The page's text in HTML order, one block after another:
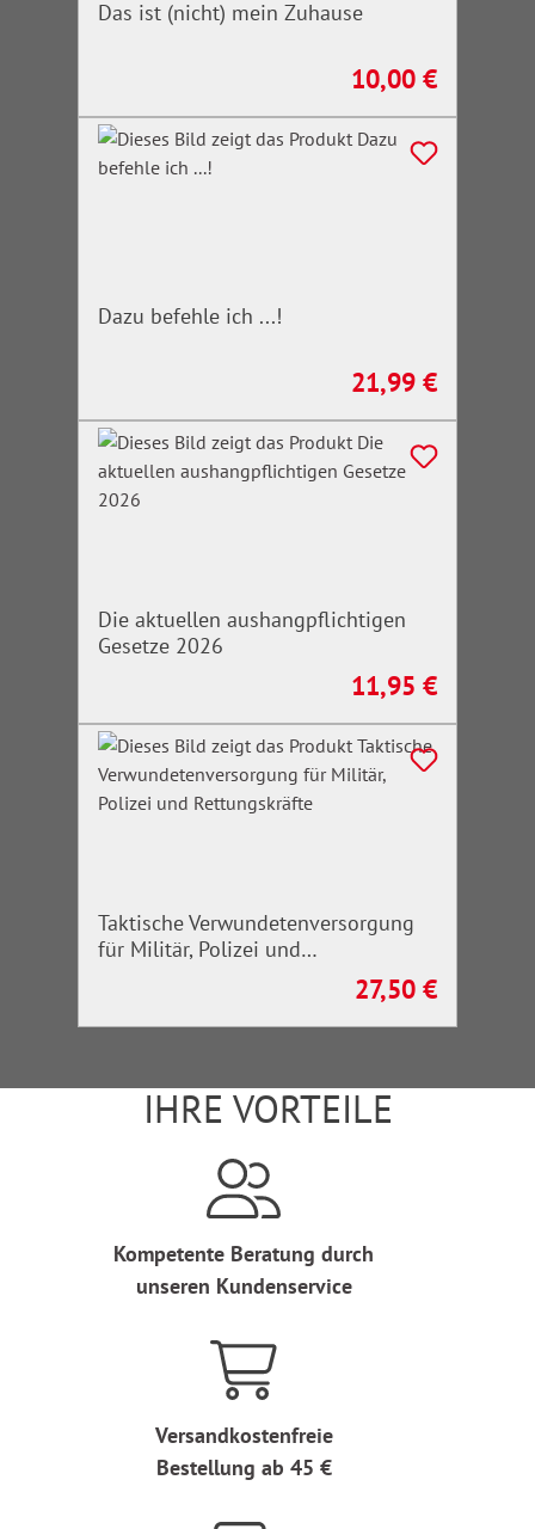
Das ist (nicht) mein Zuhause
Regulärer Preis:
10,00 €
Dazu befehle ich ...!
Regulärer Preis:
21,99 €
Die aktuellen aushangpflichtigen
Gesetze 2026
Regulärer Preis:
11,95 €
Taktische Verwundetenversorgung
für Militär, Polizei und
Regulärer Preis:
27,50 €
IHRE VORTEILE
Kompetente Beratung durch
unseren Kundenservice
Versandkostenfreie
Bestellung ab 45 €